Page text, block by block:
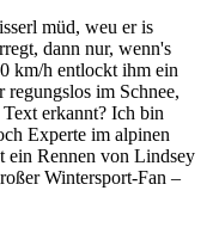
müd, weu er is
dann nur, wenn's
km/h entlockt ihm ein
regungslos im Schnee,
erkannt? Ich bin
Experte im alpinen
ein Rennen von Lindsey
Wintersport-Fan –